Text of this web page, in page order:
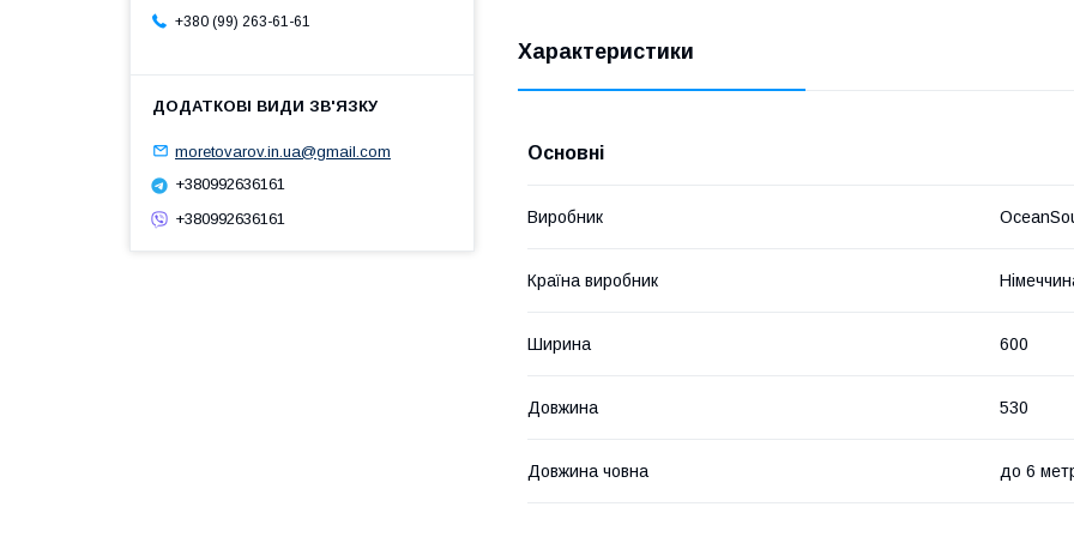
Характеристики
Основні
Виробник
Країна виробник
Ширина 600
Довжина 530
Довжина човна до 6
+380 (99) 263-61-61
moretovarov.in.ua@gmail.com
+380992636161
+380992636161